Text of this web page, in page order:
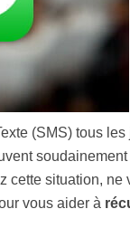
(SMS) tous
situation,
vous aider à